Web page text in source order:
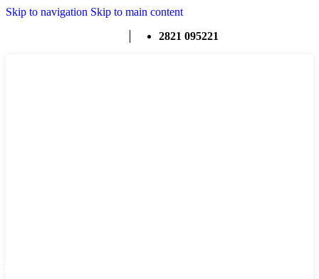
Skip to navigation Skip to main content
2821 095221